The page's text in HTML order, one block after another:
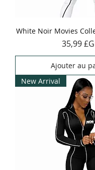
White Noir Movies
Prix
35,99
Ajouter au
New Arrival